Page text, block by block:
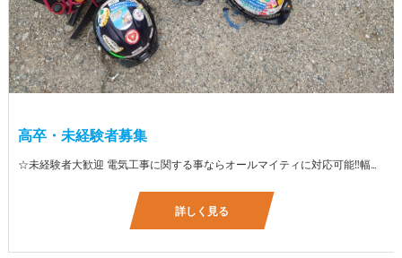
高卒・未経験者募集
☆未経験者大歓迎 電気工事に関する事ならオールマイティに対応可能‼幅広く技術を身に付けて頂けます（室内配線・室外配線、スイッチコンセント取付け、照明器具取付け、配電盤取付け、エアコン取付け、LANケーブル配線、アンテナ取付けなど） 先輩社員が一から指導を行うため未経験の方でも安心して働いていただけます♪ ☆資格支援制度あり 実績があるからこそ社内で教習と経験を積んでいただくことで資格を当社で発行できることができます。 【工具支給致します】 また新品工具と新品作業服を完全支給を致します。 高品質の作業服と工具入社してくれた方には支給致します♪
詳しく見る